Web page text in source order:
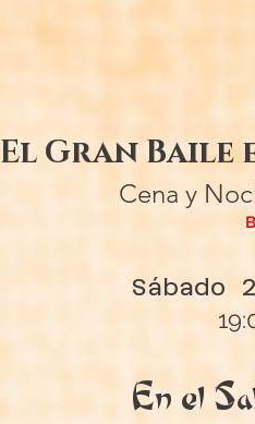
El Gran Baile
Cena y
Sábado
En el